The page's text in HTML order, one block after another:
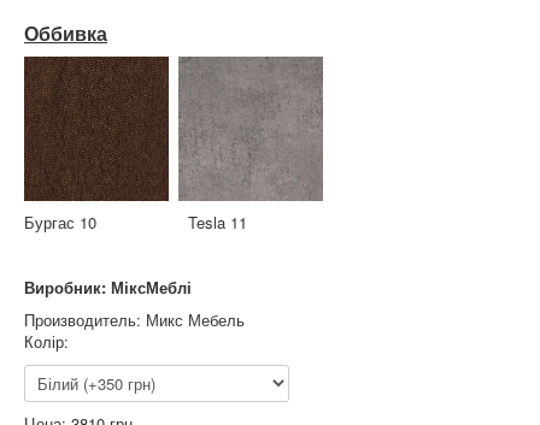
Оббивка
Бургас 10 Tesla 11
Виробник: МіксМеблі
Производитель: Микс Мебель
Колір: